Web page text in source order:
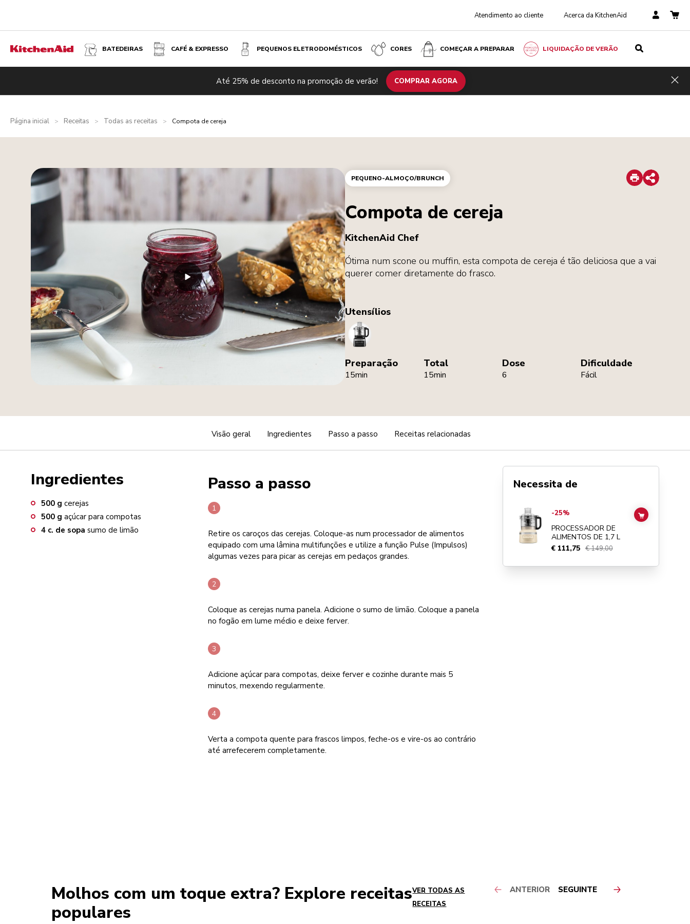
Atendimento ao cliente Acerca da KitchenAid
BATEDEIRAS CAFÉ & EXPRESSO PEQUENOS ELETRODOMÉSTICOS CORES COMEÇAR A PREPARAR LIQUIDAÇÃO DE VERÃO
Até 25% de desconto na promoção de verão! COMPRAR AGORA
Página inicial > Receitas > Todas as receitas > Compota de cereja
PEQUENO-ALMOÇO/BRUNCH Print
Share
Compota de cereja
KitchenAid Chef
Ótima num scone ou muffin, esta compota de cereja é tão deliciosa que a vai
querer comer diretamente do frasco.
Utensílios
FoodProcessor
Preparação
15min
Total
15min
Dose
6
Dificuldade
Fácil
Visão geral Ingredientes Passo a passo Receitas relacionadas
Ingredientes
500 g cerejas
500 g açúcar para compotas
4 c. de sopa sumo de limão
Passo a passo
Retire os caroços das cerejas. Coloque-as num processador de alimentos
equipado com uma lâmina multifunções e utilize a função Pulse (Impulsos)
algumas vezes para picar as cerejas em pedaços grandes.
Coloque as cerejas numa panela. Adicione o sumo de limão. Coloque a panela
no fogão em lume médio e deixe ferver.
Adicione açúcar para compotas, deixe ferver e cozinhe durante mais 5
minutos, mexendo regularmente.
Verta a compota quente para frascos limpos, feche-os e vire-os ao contrário
até arrefecerem completamente.
Necessita de
Go toPROCESSADOR DE ALIMENTOS DE 1,7 L
-25%
PROCESSADOR DE
ALIMENTOS DE 1,7 L
€ 111,75 € 149,00
ADD TO CART
Molhos com um toque extra? Explore receitas
populares
VER TODAS AS
RECEITAS
ANTERIOR SEGUINTE